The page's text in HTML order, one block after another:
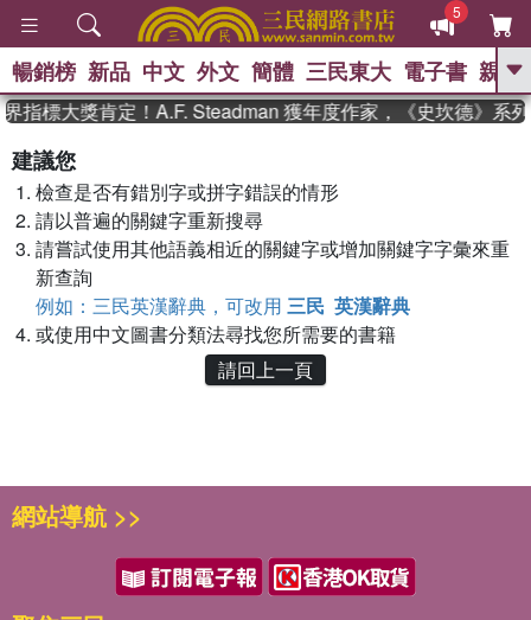
5
GO
史是一群喵 、
獎 臺灣漫遊錄
登輝時代 、 數學女孩：黎曼猜想 、
暢銷榜 新品 中文 外文 簡體 三民東大 電子書 親子
指標大獎肯定！A.F. Steadman 獲年度作家，《史坎德》系
建議您
檢查是否有錯別字或拼字錯誤的情形
請以普遍的關鍵字重新搜尋
請嘗試使用其他語義相近的關鍵字或增加關鍵字字彙來重
新查詢
例如：三民英漢辭典，可改用 三民 英漢辭典
或使用中文圖書分類法尋找您所需要的書籍
請回上一頁
網站導航 >>